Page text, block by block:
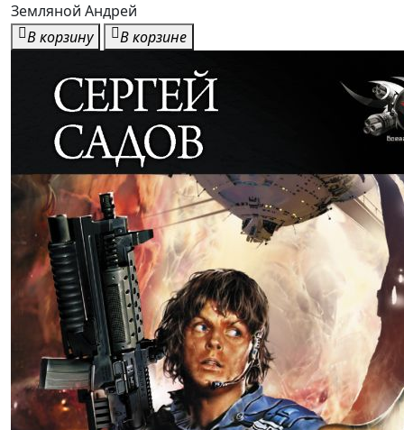
Земляной Андрей
В корзину
В корзине